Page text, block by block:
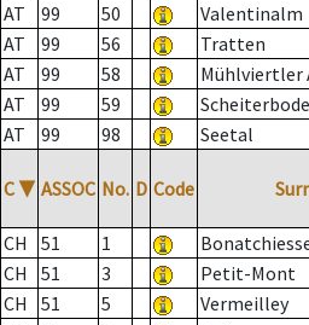
AT
99 50 Valentinalm
AT
99 56 Tratten
AT
99 58 Mühlviertler
AT
99 59
AT
99 98 Seetal
C ▼ ASSOC No. D Code
CH
51 1
CH
51 3 Petit-Mont
CH
51 5 Vermeilley